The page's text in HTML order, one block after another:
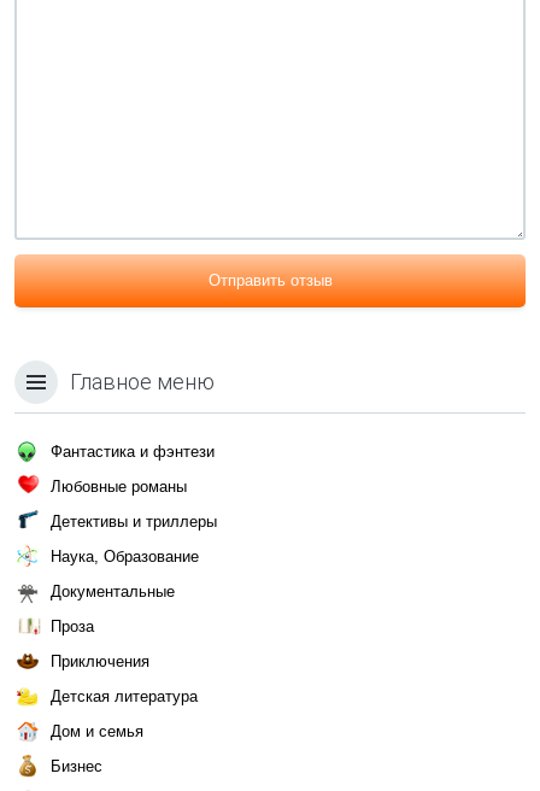
Отправить отзыв
Главное меню
Фантастика и фэнтези
Любовные романы
Детективы и триллеры
Наука, Образование
Документальные
Проза
Приключения
Детская литература
Дом и семья
Бизнес